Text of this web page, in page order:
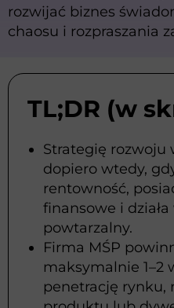
rozwijać biznes
chaosu i rozpraszania
TL;DR (w
Strategię rozwoju
dopiero wtedy,
rentowność,
finansowe i
powtarzalny.
Firma MŚP
maksymalnie 1–2
penetrację rynku,